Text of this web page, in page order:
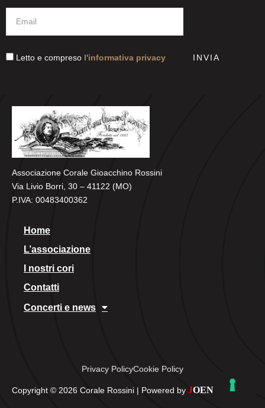
Letto e compreso l'informativa privacy INVIA
Associazione Corale Gioacchino Rossini
Via Livio Borri, 30 – 41122 (MO)
P.IVA: 00483400362
Home
L’associazione
I nostri cori
Contatti
Concerti e news
Copyright © 2026 Corale Rossini | Powered by JOEN
Privacy PolicyCookie Policy